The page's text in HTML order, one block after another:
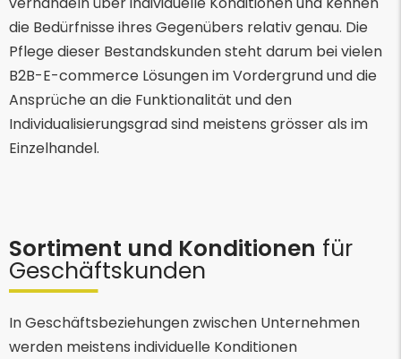
die Bedürfnisse ihres Gegenübers relativ genau. Die
Pflege dieser Bestandskunden steht darum bei vielen
B2B-E-commerce Lösungen im Vordergrund und die
Ansprüche an die Funktionalität und den
Individualisierungsgrad sind meistens grösser als im
Einzelhandel.
Sortiment und Konditionen für
Geschäftskunden
In Geschäftsbeziehungen zwischen Unternehmen
werden meistens individuelle Konditionen